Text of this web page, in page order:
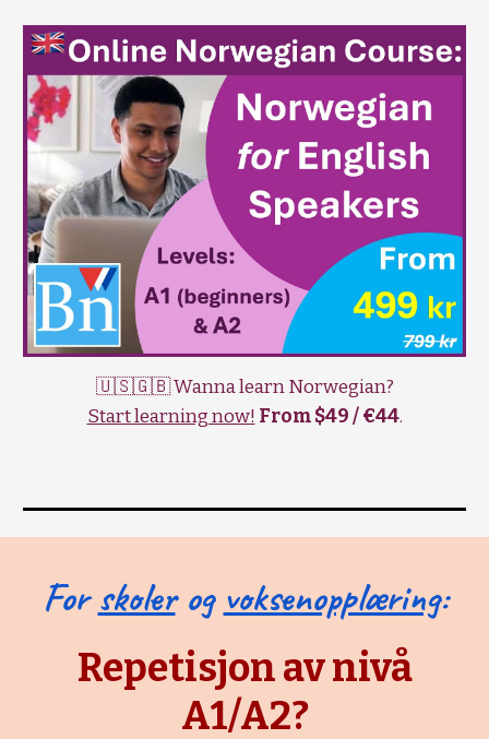
🇺🇸🇬🇧 Wanna learn Norwegian?
Start learning now! From $49 / €44.
Forskolerog voksenopplæring:
Repetisjon av nivå
A1/A2?